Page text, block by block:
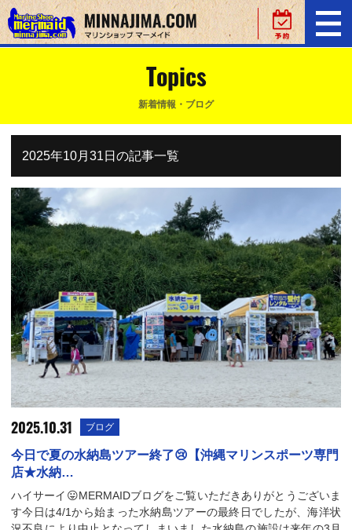
Topics
新着情報・ブログ
2025年10月31日の記事一覧
2025.10.31 ブログ
今日で夏の水納島ツアー終了😢【沖縄マリンスポーツ専門
店★水納…
ハイサーイ😛MERMAIDブログをご覧いただきありがとうございま
す今日は4/1から始まった水納島ツアーの最終日でしたが、海洋状